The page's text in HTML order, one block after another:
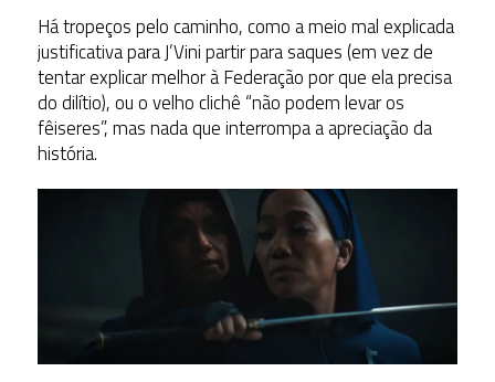
Há tropeços pelo caminho, como a meio mal explicada
justificativa para J’Vini partir para saques (em vez de
tentar explicar melhor à Federação por que ela precisa
do dilítio), ou o velho clichê “não podem levar os
fêiseres”, mas nada que interrompa a apreciação da
história.